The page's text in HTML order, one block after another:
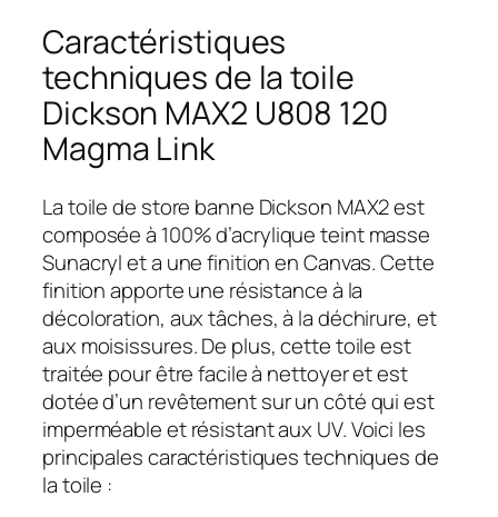
Caractéristiques
techniques de la toile
Dickson MAX2 U808 120
Magma Link
La toile de store banne Dickson MAX2 est
composée à 100% d’acrylique teint masse
Sunacryl et a une finition en Canvas. Cette
finition apporte une résistance à la
décoloration, aux tâches, à la déchirure, et
aux moisissures. De plus, cette toile est
traitée pour être facile à nettoyer et est
dotée d’un revêtement sur un côté qui est
imperméable et résistant aux UV. Voici les
principales caractéristiques techniques de
la toile :